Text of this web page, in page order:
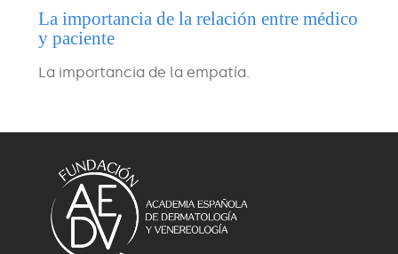
La importancia de la relación entre médico
y paciente
La importancia de la empatía.